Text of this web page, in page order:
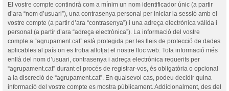
El vostre compte contindrà com a mínim un nom identificador únic (a partir
d’ara “nom d’usuari”), una contrasenya personal per iniciar la sessió amb el
vostre compte (a partir d’ara “contrasenya”) i una adreça electrònica vàlida i
personal (a partir d’ara “adreça electrònica”). La informació del vostre
compte a “agrupament.cat” està protegida per les lleis de protecció de dades
aplicables al país on es troba allotjat el nostre lloc web. Tota informació més
enllà del nom d’usuari, contrasenya i adreça electrònica requerits per
“agrupament.cat” durant el procés de registrar-vos, és obligatòria o opcional
a la discreció de “agrupament.cat”. En qualsevol cas, podeu decidir quina
informació del vostre compte es mostra públicament. Addicionalment, des del